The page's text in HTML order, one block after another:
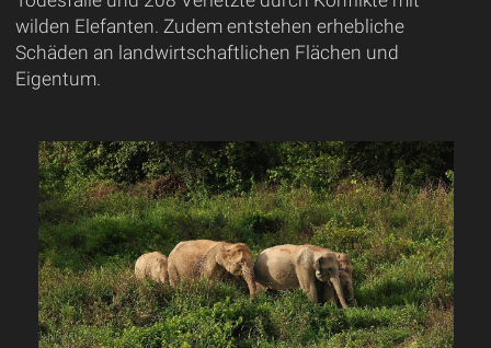
wilden Elefanten. Zudem entstehen erhebliche
Schäden an landwirtschaftlichen Flächen und
Eigentum.